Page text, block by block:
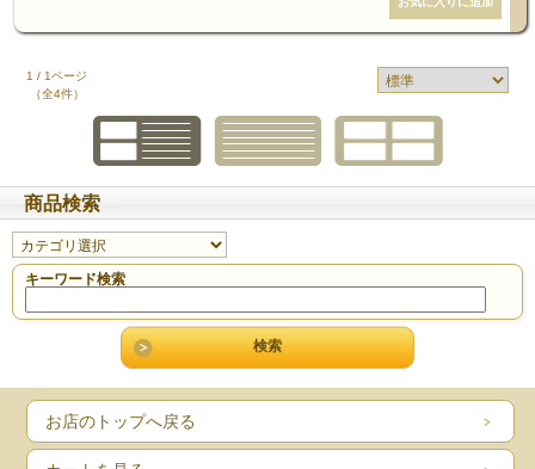
1 / 1ページ
（全4件）
商品検索
キーワード検索
お店のトップへ戻る